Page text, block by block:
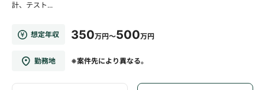
計、テスト...
想定年収 350万円～500万円
勤務地 ※案件先により異なる。